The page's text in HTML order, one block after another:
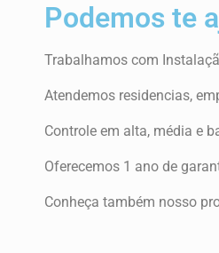
Podemos te
Trabalhamos com
Atendemos residencias,
Controle em alta, média e
Oferecemos 1 ano de
Conheça também nosso